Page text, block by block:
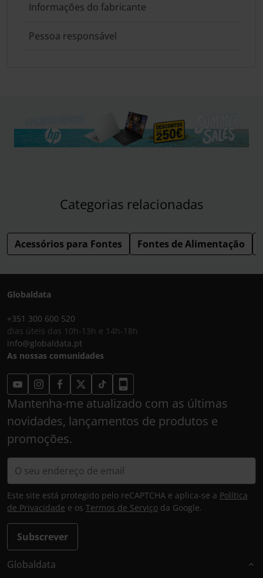
Informações do fabricante
Pessoa responsável
Categorias relacionadas
Acessórios para Fontes Fontes de Alimentação
Globaldata
+351 300 600 520
dias úteis das 10h-13h e 14h-18h
info@globaldata.pt
As nossas comunidades
Mantenha-me atualizado com as últimas
novidades, lançamentos de produtos e
promoções.
Subscrever
Este site está protegido pelo reCAPTCHA e aplica-se a Política
de Privacidade e os Termos de Serviço da Google.
Globaldata